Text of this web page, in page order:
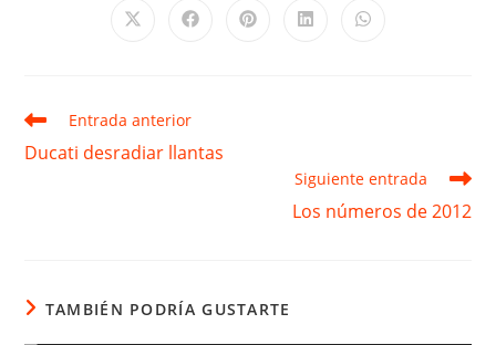
Se
Se Se Se Se
Leer
artículos
Entrada anterior
Ducati desradiar llantas
Siguiente entrada
Los números de 2012
TAMBIÉN PODRÍA GUSTARTE